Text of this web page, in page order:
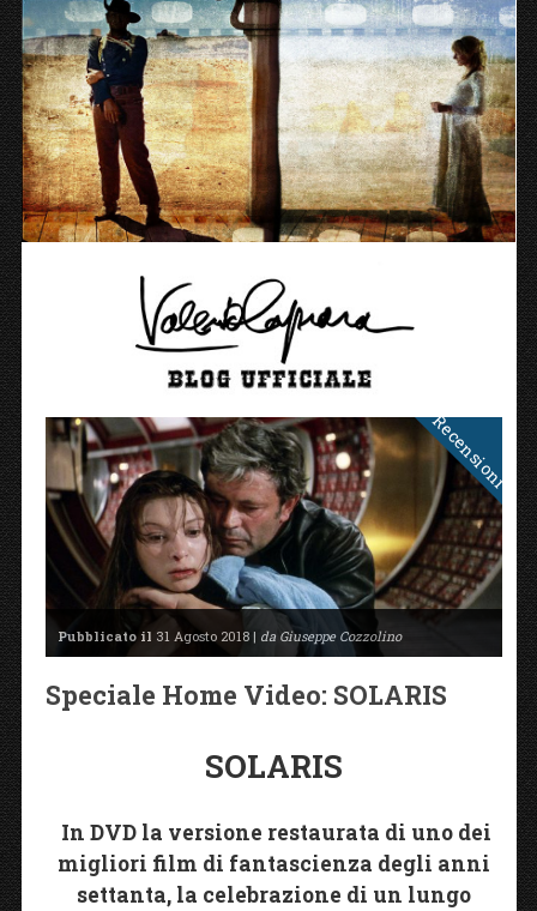
Recensioni
Pubblicato il 31 Agosto 2018 | da Giuseppe Cozzolino
Speciale Home Video: SOLARIS
SOLARIS
In DVD la versione restaurata di uno dei
migliori film di fantascienza degli anni
settanta, la celebrazione di un lungo